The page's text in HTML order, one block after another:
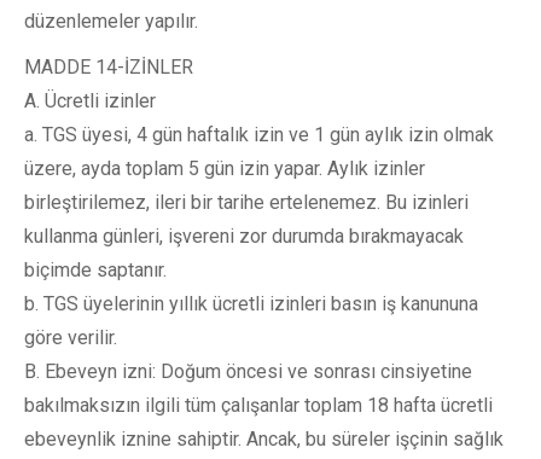
düzenlemeler yapılır.
MADDE 14-İZİNLER
A. Ücretli izinler
a. TGS üyesi, 4 gün haftalık izin ve 1 gün aylık izin olmak
üzere, ayda toplam 5 gün izin yapar. Aylık izinler
birleştirilemez, ileri bir tarihe ertelenemez. Bu izinleri
kullanma günleri, işvereni zor durumda bırakmayacak
biçimde saptanır.
b. TGS üyelerinin yıllık ücretli izinleri basın iş kanununa
göre verilir.
B. Ebeveyn izni: Doğum öncesi ve sonrası cinsiyetine
bakılmaksızın ilgili tüm çalışanlar toplam 18 hafta ücretli
ebeveynlik iznine sahiptir. Ancak, bu süreler işçinin sağlık